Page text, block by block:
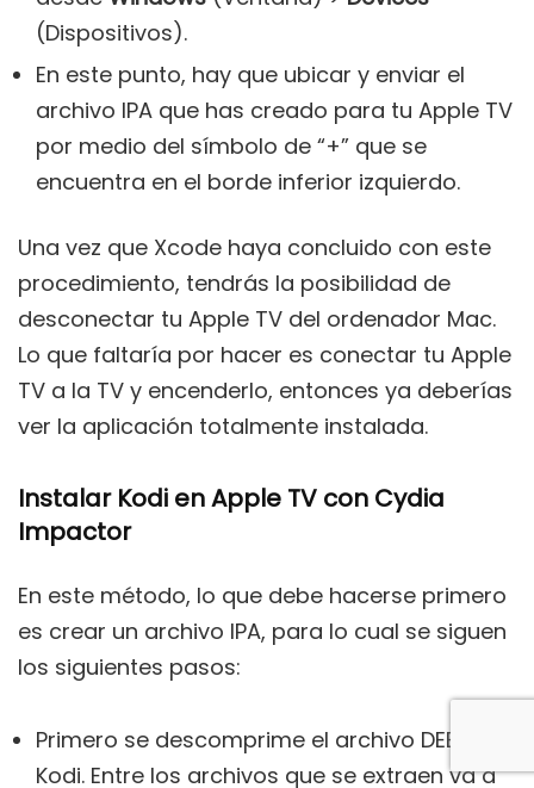
(Dispositivos).
En este punto, hay que ubicar y enviar el
archivo IPA que has creado para tu Apple TV
por medio del símbolo de “+” que se
encuentra en el borde inferior izquierdo.
Una vez que Xcode haya concluido con este
procedimiento, tendrás la posibilidad de
desconectar tu Apple TV del ordenador Mac.
Lo que faltaría por hacer es conectar tu Apple
TV a la TV y encenderlo, entonces ya deberías
ver la aplicación totalmente instalada.
Instalar Kodi en Apple TV con Cydia
Impactor
En este método, lo que debe hacerse primero
es crear un archivo IPA, para lo cual se siguen
los siguientes pasos:
Primero se descomprime el archivo DEB de
Kodi. Entre los archivos que se extraen va a